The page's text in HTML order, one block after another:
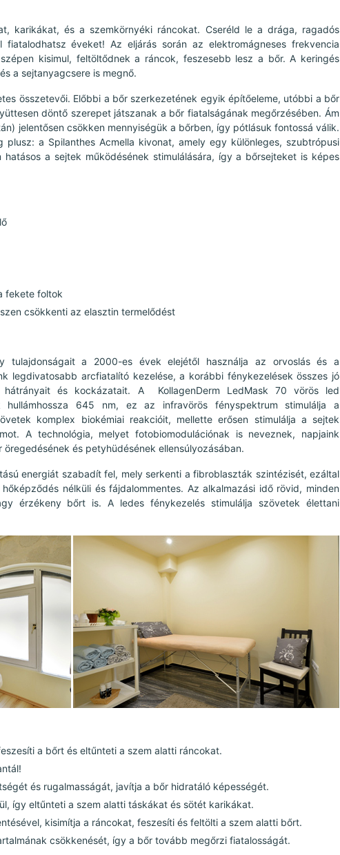
karikákat, és a szemkörnyéki ráncokat. Cseréld le a drága, ragadós
éveket! Az eljárás során az elektromágneses frekvencia
kisimul, feltöltődnek a ráncok, feszesebb lesz a bőr. A keringés
a sejtanyagcsere is megnő.
összetevői. Előbbi a bőr szerkezetének egyik építőeleme, utóbbi a bőr
döntő szerepet játszanak a bőr fiatalságának megőrzésében. Ám
jelentősen csökken mennyiségük a bőrben, így pótlásuk fontossá válik.
a Spilanthes Acmella kivonat, amely egy különleges, szubtrópusi
a sejtek működésének stimulálására, így a bőrsejteket is képes
fekete foltok
csökkenti az elasztin termelődést
tulajdonságait a 2000-es évek elejétől használja az orvoslás és a
legdivatosabb arcfiatalító kezelése, a korábbi fénykezelések összes jó
hátrányait és kockázatait. A KollagenDerm LedMask 70 vörös led
645 nm, ez az infravörös fényspektrum stimulálja a
komplex biokémiai reakcióit, mellette erősen stimulálja a sejtek
A technológia, melyet fotobiomodulációnak is neveznek, napjaink
és petyhüdésének ellensúlyozásában.
energiát szabadít fel, mely serkenti a fibroblaszták szintézisét, ezáltal
nélküli és fájdalommentes. Az alkalmazási idő rövid, minden
érzékeny bőrt is. A ledes fénykezelés stimulálja szövetek élettani
a bőrt és eltűnteti a szem alatti ráncokat.
és rugalmasságát, javítja a bőr hidratáló képességét.
így eltűnteti a szem alatti táskákat és sötét karikákat.
kisimítja a ráncokat, feszesíti és feltölti a szem alatti bőrt.
csökkenését, így a bőr tovább megőrzi fiatalosságát.